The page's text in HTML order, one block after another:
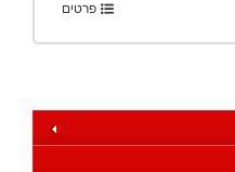
פרטים